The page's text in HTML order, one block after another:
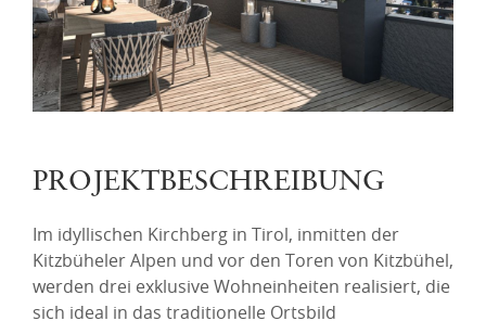
PROJEKTBESCHREIBUNG
Im idyllischen Kirchberg in Tirol, inmitten der
Kitzbüheler Alpen und vor den Toren von Kitzbühel,
werden drei exklusive Wohneinheiten realisiert, die
sich ideal in das traditionelle Ortsbild